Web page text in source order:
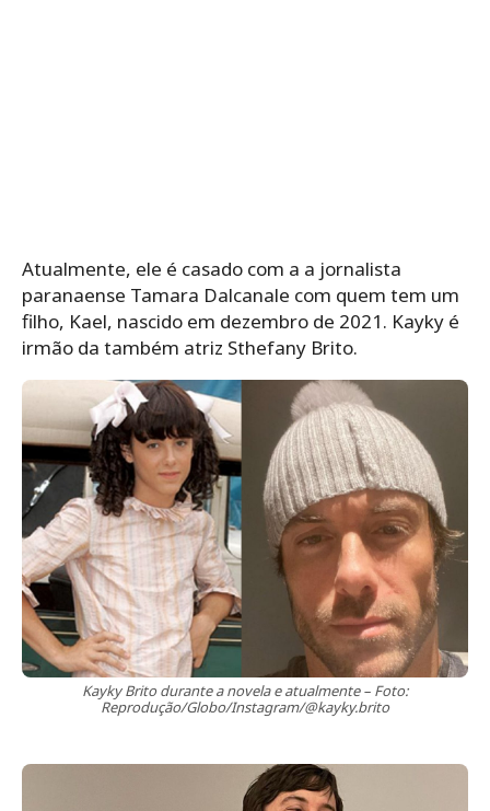
Atualmente, ele é casado com a a jornalista
paranaense Tamara Dalcanale com quem tem um
filho, Kael, nascido em dezembro de 2021. Kayky é
irmão da também atriz Sthefany Brito.
Kayky Brito durante a novela e atualmente – Foto:
Reprodução/Globo/Instagram/@kayky.brito